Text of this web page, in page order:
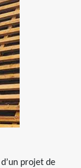
projet de